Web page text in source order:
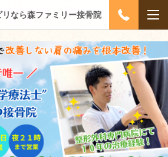
なら森ファミリー接骨院